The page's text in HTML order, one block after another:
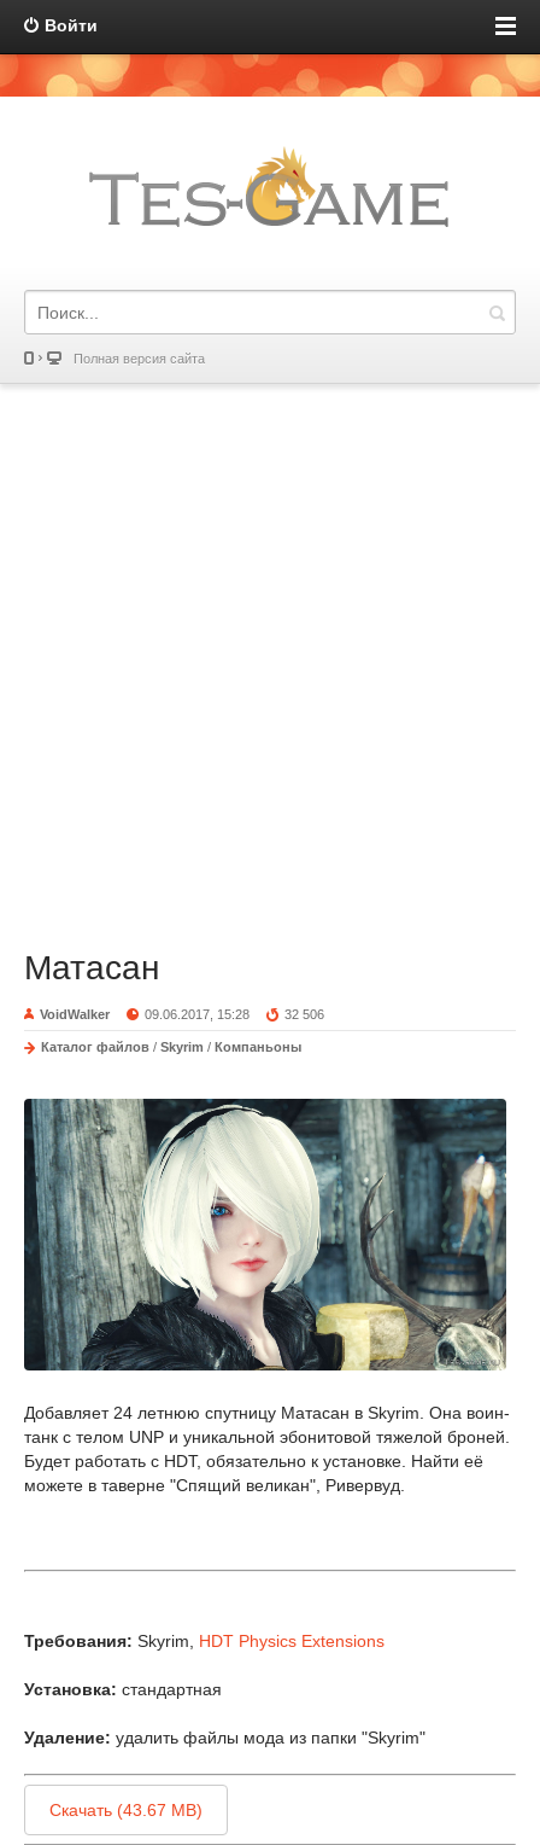
Войти
Полная версия сайта
Матасан
VoidWalker 09.06.2017, 15:28 32 506
Каталог файлов / Skyrim / Компаньоны
Добавляет 24 летнюю спутницу Матасан в Skyrim. Она воин-
танк с телом UNP и уникальной эбонитовой тяжелой броней.
Будет работать с HDT, обязательно к установке. Найти её
можете в таверне "Спящий великан", Ривервуд.
Требования: Skyrim, HDT Physics Extensions
Установка: стандартная
Удаление: удалить файлы мода из папки "Skyrim"
Скачать (43.67 MB)